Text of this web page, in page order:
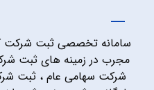
سامانه تخصصی ثبت شرکت
مجرب در زمینه های ثبت
شرکت سهامی عام ، ثبت